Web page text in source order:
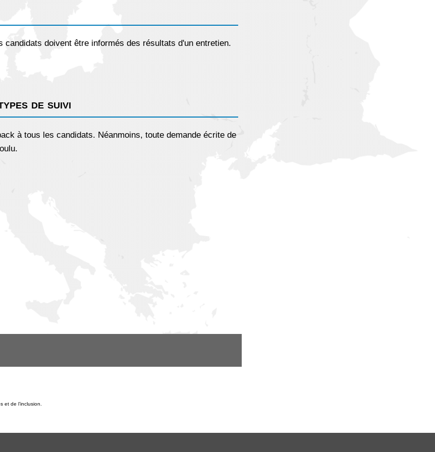
candidats doivent être informés des résultats d'un entretien.
de suivi
à tous les candidats. Néanmoins, toute demande écrite de
et de l’inclusion.